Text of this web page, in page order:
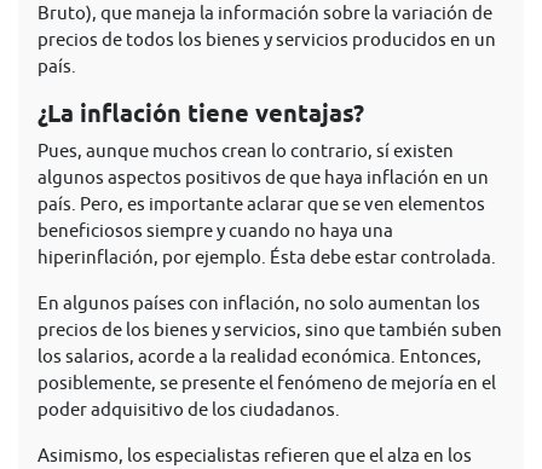
Bruto), que maneja la información sobre la variación de
precios de todos los bienes y servicios producidos en un
país.
¿La inflación tiene ventajas?
Pues, aunque muchos crean lo contrario, sí existen
algunos aspectos positivos de que haya inflación en un
país. Pero, es importante aclarar que se ven elementos
beneficiosos siempre y cuando no haya una
hiperinflación, por ejemplo. Ésta debe estar controlada.
En algunos países con inflación, no solo aumentan los
precios de los bienes y servicios, sino que también suben
los salarios, acorde a la realidad económica. Entonces,
posiblemente, se presente el fenómeno de mejoría en el
poder adquisitivo de los ciudadanos.
Asimismo, los especialistas refieren que el alza en los